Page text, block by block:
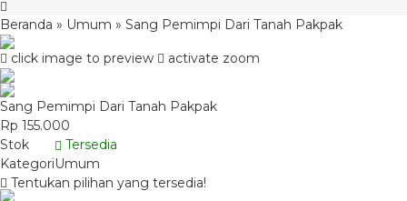
Beranda » Umum » Sang Pemimpi Dari Tanah Pakpak
click image to preview activate zoom
Sang Pemimpi Dari Tanah Pakpak
Rp 155.000
Stok
Tersedia
KategoriUmum
Tentukan pilihan yang tersedia!